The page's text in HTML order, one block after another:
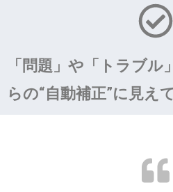
「問題」や「トラブ
らの“自動補正”に見え